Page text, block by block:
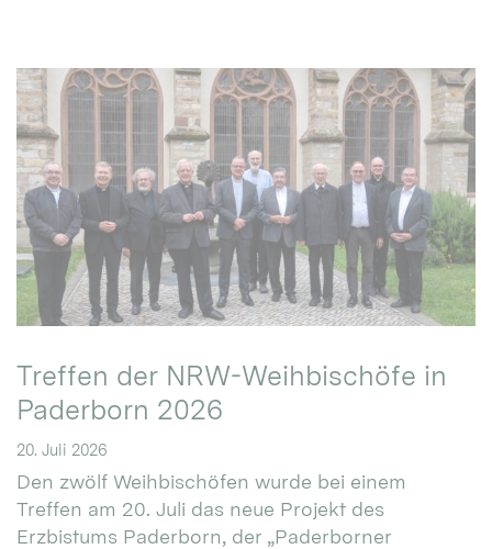
Treffen der NRW-Weihbischöfe in
Paderborn 2026
20. Juli 2026
Den zwölf Weihbischöfen wurde bei einem
Treffen am 20. Juli das neue Projekt des
Erzbistums Paderborn, der „Paderborner